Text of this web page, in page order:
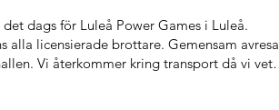
dags för Luleå Power Games i Luleå.
alla licensierade brottare. Gemensam avresa
Vi återkommer kring transport då vi vet